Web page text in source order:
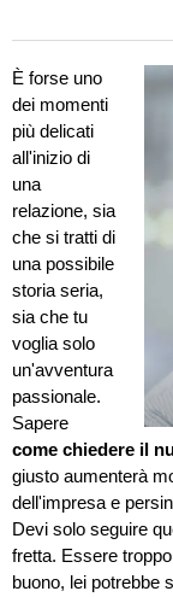
È forse uno
dei momenti
più delicati
all'inizio di
una
relazione, sia
che si tratti di
una possibile
storia seria,
sia che tu
voglia solo
un'avventura
passionale.
Sapere
come chiedere il
giusto aumenterà
dell'impresa e
Devi solo seguire
fretta. Essere
buono, lei potrebbe